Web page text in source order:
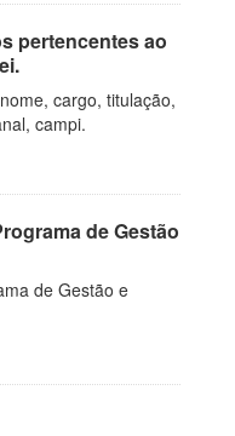
pertencentes ao
cargo, titulação,
campi.
de Gestão
de Gestão e